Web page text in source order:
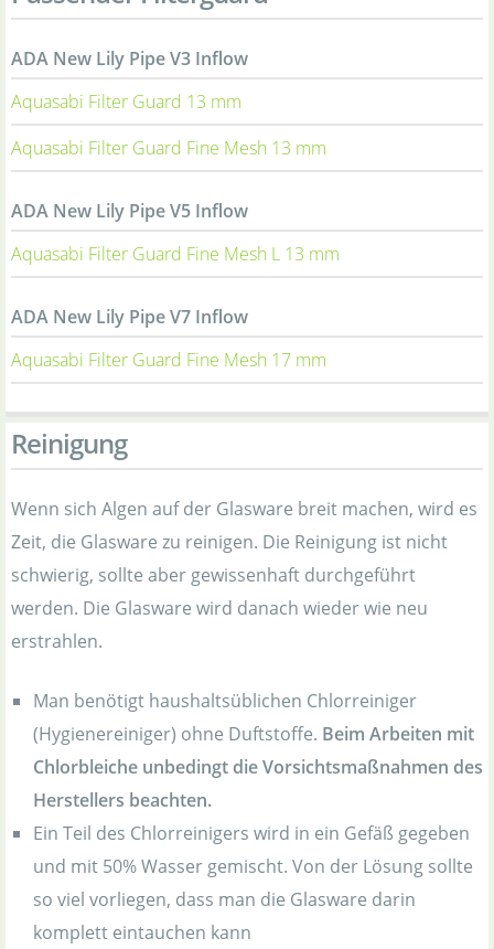
ADA New Lily Pipe V3 Inflow
Aquasabi Filter Guard 13 mm
Aquasabi Filter Guard Fine Mesh 13 mm
ADA New Lily Pipe V5 Inflow
Aquasabi Filter Guard Fine Mesh L 13 mm
ADA New Lily Pipe V7 Inflow
Aquasabi Filter Guard Fine Mesh 17 mm
Reinigung
Wenn sich Algen auf der Glasware breit machen, wird es
Zeit, die Glasware zu reinigen. Die Reinigung ist nicht
schwierig, sollte aber gewissenhaft durchgeführt
werden. Die Glasware wird danach wieder wie neu
erstrahlen.
Man benötigt haushaltsüblichen Chlorreiniger
(Hygienereiniger) ohne Duftstoffe. Beim Arbeiten mit
Chlorbleiche unbedingt die Vorsichtsmaßnahmen des
Herstellers beachten.
Ein Teil des Chlorreinigers wird in ein Gefäß gegeben
und mit 50% Wasser gemischt. Von der Lösung sollte
so viel vorliegen, dass man die Glasware darin
komplett eintauchen kann